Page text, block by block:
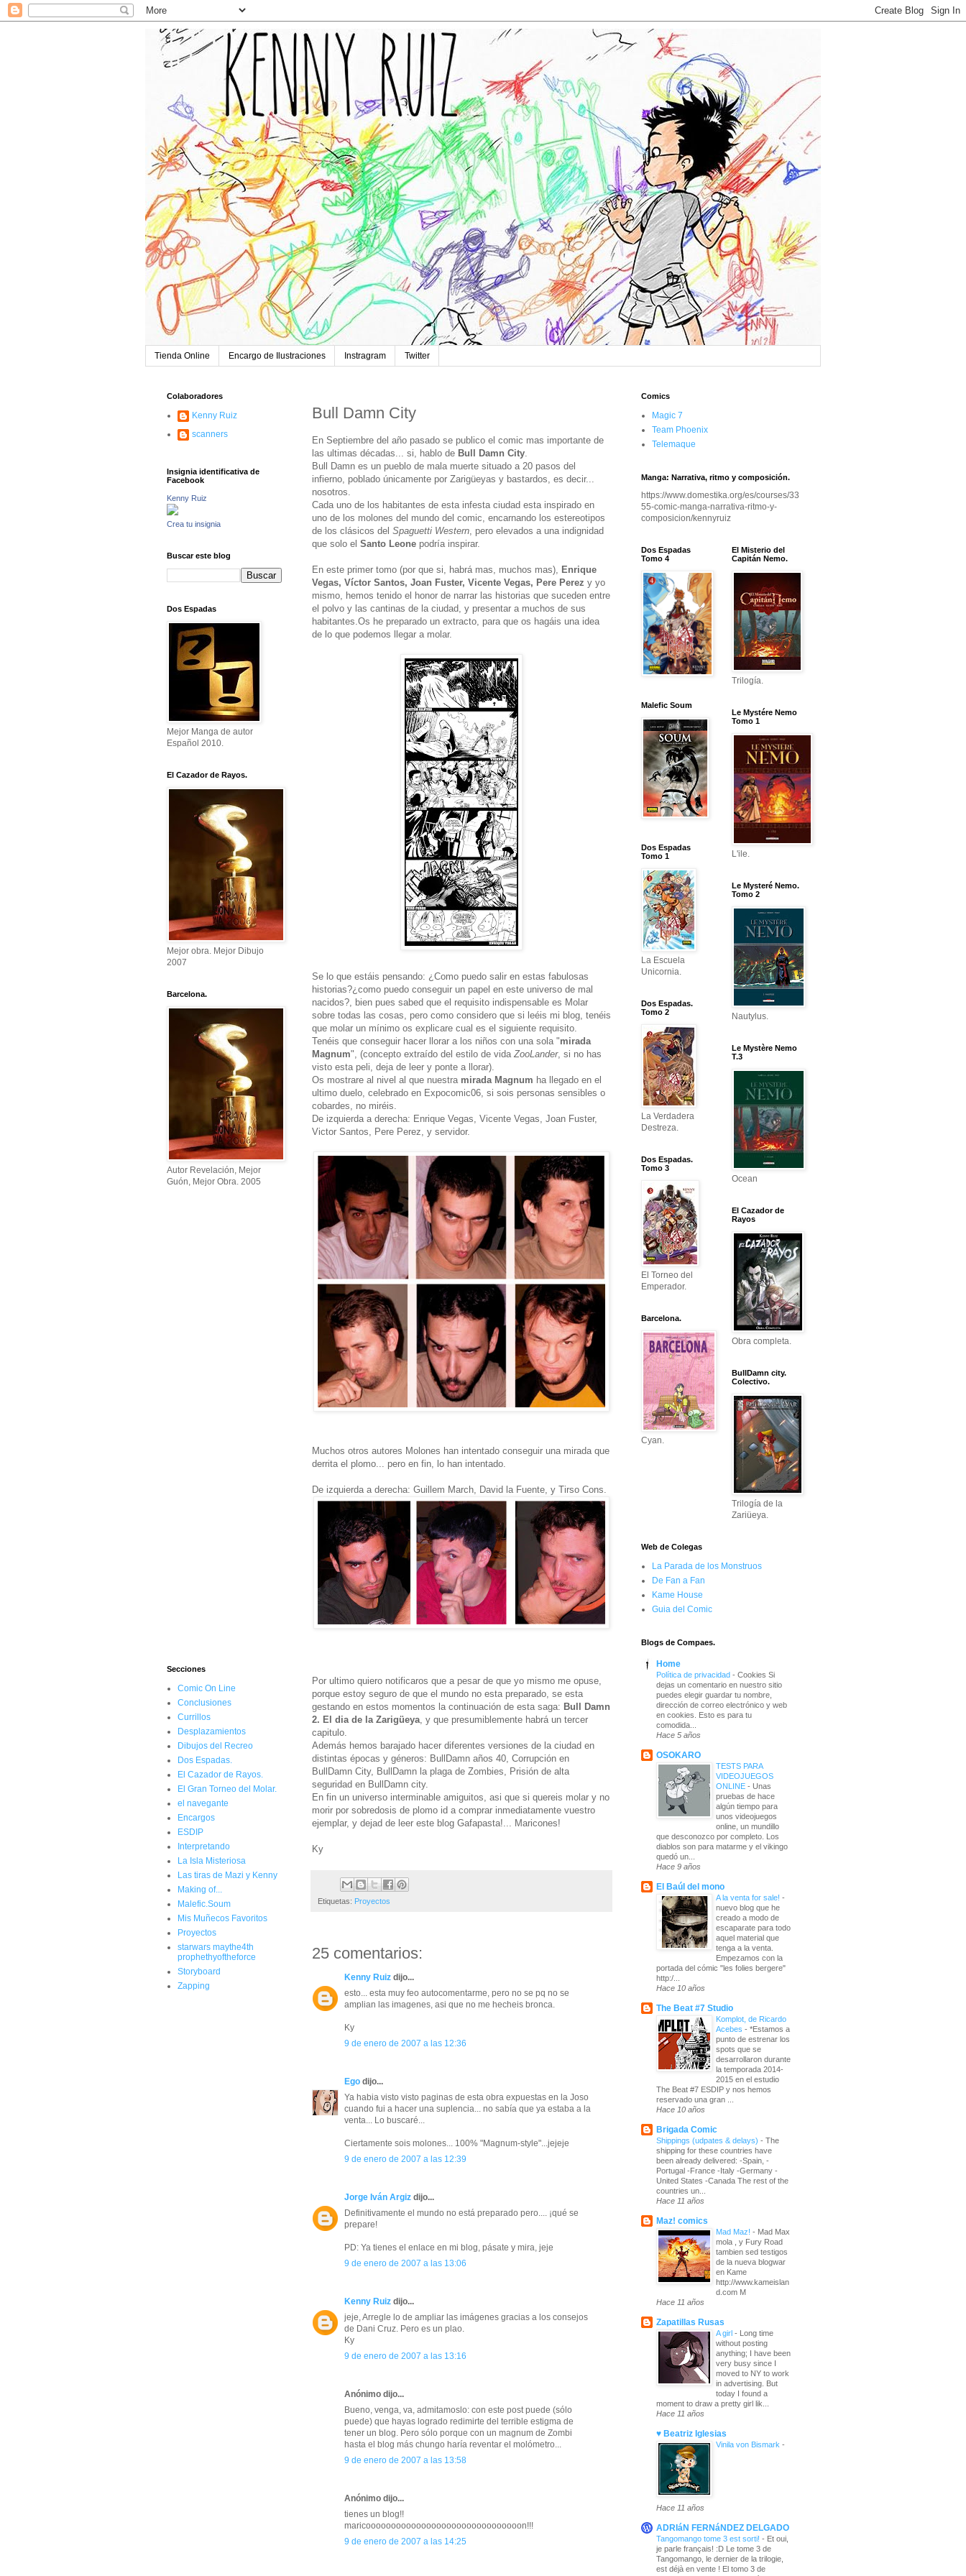
Tienda Online Encargo de Ilustraciones Instragram Twitter
Bull Damn City
En Septiembre del año pasado se publico el comic mas importante de
las ultimas décadas... si, hablo de Bull Damn City.
Bull Damn es un pueblo de mala muerte situado a 20 pasos del
infierno, poblado únicamente por Zarigüeyas y bastardos, es decir...
nosotros.
Cada uno de los habitantes de esta infesta ciudad esta inspirado en
uno de los molones del mundo del comic, encarnando los estereotipos
de los clásicos del Spaguetti Western, pero elevados a una indignidad
que solo el Santo Leone podría inspirar.
En este primer tomo (por que si, habrá mas, muchos mas), Enrique
Vegas, Víctor Santos, Joan Fuster, Vicente Vegas, Pere Perez y yo
mismo, hemos tenido el honor de narrar las historias que suceden entre
el polvo y las cantinas de la ciudad, y presentar a muchos de sus
habitantes.Os he preparado un extracto, para que os hagáis una idea
de lo que podemos llegar a molar.
Se lo que estáis pensando: ¿Como puedo salir en estas fabulosas
historias?¿como puedo conseguir un papel en este universo de mal
nacidos?, bien pues sabed que el requisito indispensable es Molar
sobre todas las cosas, pero como considero que si leéis mi blog, tenéis
que molar un mínimo os explicare cual es el siguiente requisito.
Tenéis que conseguir hacer llorar a los niños con una sola "mirada
Magnum", (concepto extraído del estilo de vidaZooLander, si no has
visto esta peli, deja de leer y ponte a llorar).
Os mostrare al nivel al que nuestra mirada Magnum ha llegado en el
ultimo duelo, celebrado en Expocomic06, si sois personas sensibles o
cobardes, no miréis.
De izquierda a derecha: Enrique Vegas, Vicente Vegas, Joan Fuster,
Victor Santos, Pere Perez, y servidor.
Muchos otros autores Molones han intentado conseguir una mirada que
derrita el plomo... pero en fin, lo han intentado.
De izquierda a derecha: Guillem March, David la Fuente, y Tirso Cons.
Por ultimo quiero notificaros que a pesar de que yo mismo me opuse,
porque estoy seguro de que el mundo no esta preparado, se esta
gestando en estos momentos la continuación de esta saga: Bull Damn
2. El dia de la Zarigüeya, y que presumiblemente habrá un tercer
capitulo.
Además hemos barajado hacer diferentes versiones de la ciudad en
distintas épocas y géneros: BullDamn años 40, Corrupción en
BullDamn City, BullDamn la plaga de Zombies, Prisión de alta
seguridad en BullDamn city.
En fin un universo interminable amiguitos, asi que si quereis molar y no
morir por sobredosis de plomo id a comprar inmediatamente vuestro
ejemplar, y dejad de leer este blog Gafapasta!... Maricones!
Ky
Etiquetas: Proyectos
25 comentarios:
Kenny Ruiz dijo...
esto... esta muy feo autocomentarme, pero no se pq no se
amplian las imagenes, asi que no me hecheis bronca.
Ky
9 de enero de 2007 a las 12:36
Ego dijo...
Ya habia visto visto paginas de esta obra expuestas en la Joso
cuando fui a hacer una suplencia... no sabía que ya estaba a la
venta... Lo buscaré...
Ciertamente sois molones... 100% "Magnum-style"...jejeje
9 de enero de 2007 a las 12:39
Jorge Iván Argiz dijo...
Definitivamente el mundo no está preparado pero.... ¡qué se
prepare!
PD: Ya tienes el enlace en mi blog, pásate y mira, jeje
9 de enero de 2007 a las 13:06
Kenny Ruiz dijo...
jeje, Arregle lo de ampliar las imágenes gracias a los consejos
de Dani Cruz. Pero es un plao.
Ky
9 de enero de 2007 a las 13:16
Anónimo dijo...
Bueno, venga, va, admitamoslo: con este post puede (sólo
puede) que hayas logrado redimirte del terrible estigma de
tener un blog. Pero sólo porque con un magnum de Zombi
hasta el blog más chungo haría reventar el molómetro...
9 de enero de 2007 a las 13:58
Anónimo dijo...
tienes un blog!!
maricooooooooooooooooooooooooooooooon!!!
9 de enero de 2007 a las 14:25
Colaboradores
Kenny Ruiz
scanners
Insignia identificativa de
Facebook
Kenny Ruiz
Crea tu insignia
Buscar este blog
Dos Espadas
Mejor Manga de autor
Español 2010.
El Cazador de Rayos.
Mejor obra. Mejor Dibujo
2007
Barcelona.
Autor Revelación, Mejor
Guón, Mejor Obra. 2005
Secciones
Comic On Line
Conclusiones
Currillos
Desplazamientos
Dibujos del Recreo
Dos Espadas.
El Cazador de Rayos.
El Gran Torneo del Molar.
el navegante
Encargos
ESDIP
Interpretando
La Isla Misteriosa
Las tiras de Mazi y Kenny
Making of...
Malefic.Soum
Mis Muñecos Favoritos
Proyectos
starwars maythe4th
prophethyoftheforce
Storyboard
Zapping
Comics
Magic 7
Team Phoenix
Telemaque
Manga: Narrativa, ritmo y composición.
https://www.domestika.org/es/courses/33
55-comic-manga-narrativa-ritmo-y-
composicion/kennyruiz
Dos Espadas
Tomo 4
Malefic Soum
Dos Espadas
Tomo 1
La Escuela
Unicornia.
Dos Espadas.
Tomo 2
La Verdadera
Destreza.
Dos Espadas.
Tomo 3
El Torneo del
Emperador.
Barcelona.
Cyan.
El Misterio del
Capitán Nemo.
Trilogía.
Le Mystére Nemo
Tomo 1
L'ile.
Le Mysteré Nemo.
Tomo 2
Nautylus.
Le Mystère Nemo
T.3
Ocean
El Cazador de
Rayos
Obra completa.
BullDamn city.
Colectivo.
Trilogía de la
Zariüeya.
Web de Colegas
La Parada de los Monstruos
De Fan a Fan
Kame House
Guia del Comic
Blogs de Compaes.
Home
Política de privacidad - Cookies Si
dejas un comentario en nuestro sitio
puedes elegir guardar tu nombre,
dirección de correo electrónico y web
en cookies. Esto es para tu
comodida...
Hace 5 años
OSOKARO
TESTS PARA
VIDEOJUEGOS
ONLINE - Unas
pruebas de hace
algún tiempo para
unos videojuegos
online, un mundillo
que desconozco por completo. Los
diablos son para matarme y el vikingo
quedó un...
Hace 9 años
El Baúl del mono
A la venta for sale! -
nuevo blog que he
creado a modo de
escaparate para todo
aquel material que
tenga a la venta.
Empezamos con la
portada del cómic "les folies bergere"
http:/...
Hace 10 años
The Beat #7 Studio
Komplot, de Ricardo
Acebes - *Estamos a
punto de estrenar los
spots que se
desarrollaron durante
la temporada 2014-
2015 en el estudio
The Beat #7 ESDIP y nos hemos
reservado una gran ...
Hace 10 años
Brigada Comic
Shippings (udpates & delays) - The
shipping for these countries have
been already delivered: -Spain, -
Portugal -France -Italy -Germany -
United States -Canada The rest of the
countries un...
Hace 11 años
Maz! comics
Mad Maz! - Mad Max
mola , y Fury Road
tambien sed testigos
de la nueva blogwar
en Kame
http://www.kameislan
d.com M
Hace 11 años
Zapatillas Rusas
A girl -
Long time
without posting
anything; I have been
very busy since I
moved to NY to work
in advertising. But
today I found a
moment to draw a pretty girl lik...
Hace 11 años
♥ Beatriz Iglesias
Vinila von Bismark -
Hace 11 años
ADRIáN FERNáNDEZ DELGADO
Tangomango tome 3 est sorti! - Et oui,
je parle français! :D Le tome 3 de
Tangomango, le dernier de la trilogie,
est déjà en vente ! El tomo 3 de